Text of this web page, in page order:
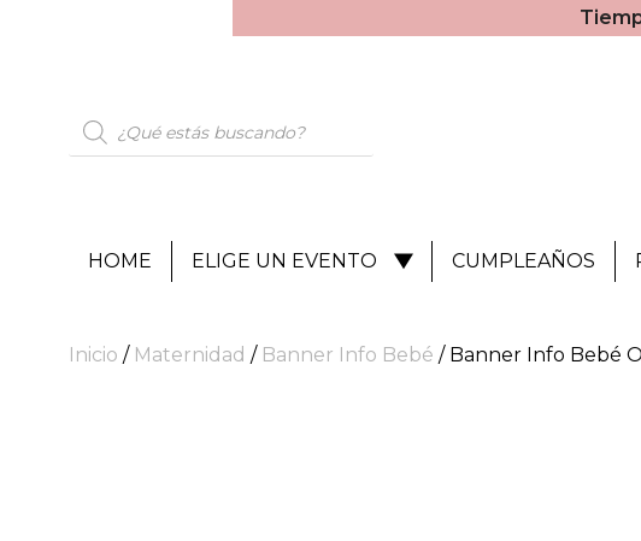
HOME ELIGE UN EVENTO CUMPLEAÑOS
Inicio / Maternidad / Banner Info Bebé / Banner Info Bebé